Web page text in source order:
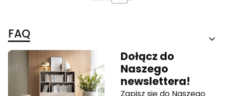
FAQ
Dołącz do
Naszego
newslettera!